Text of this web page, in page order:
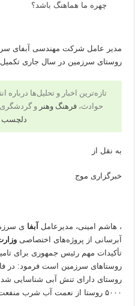
چهره ما هماهنگ باشد؟
روستای سرزمین در سال جاری
تازه‌ترین اخبار و تحلیل‌ها درباره
حوادث، فرهنگ وهنر و
دلچسب
به نقل از
خبرگزاری موج
، هاشم امینی، مدیرعامل آبفا ی
آبرسانی از پروژه‌های اختصاصی
تأکیدات مهم رئیس جمهوری برای
۵۰۰۰ روستا از نعمت آب شرب منفعت‌مند شده‌اند.